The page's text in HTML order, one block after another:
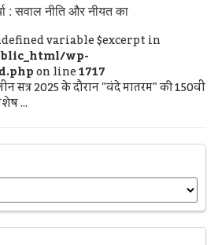
: सवाल नीति और नीयत का
variable $excerpt in
wp-
on line1717
सत्र 2025 के दौरान "वंदे मातरम" की 150वीं
...